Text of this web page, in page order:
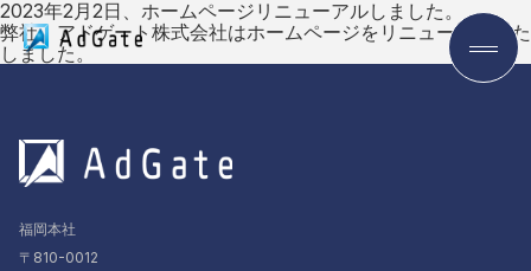
2023年2月2日、ホームページリニューアルしました。
弊社、アドゲート株式会社はホームページをリニューアルいた
しました。
福岡本社
〒810-0012